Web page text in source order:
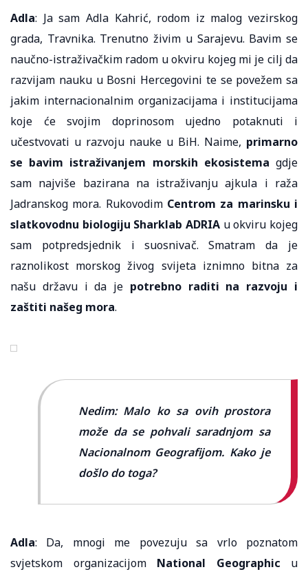
Adla: Ja sam Adla Kahrić, rodom iz malog vezirskog
grada, Travnika. Trenutno živim u Sarajevu. Bavim se
naučno-istraživačkim radom u okviru kojeg mi je cilj da
razvijam nauku u Bosni Hercegovini te se povežem sa
jakim internacionalnim organizacijama i institucijama
koje će svojim doprinosom ujedno potaknuti i
učestvovati u razvoju nauke u BiH. Naime, primarno
se bavim istraživanjem morskih ekosistema gdje
sam najviše bazirana na istraživanju ajkula i raža
Jadranskog mora. Rukovodim Centrom za marinsku i
slatkovodnu biologiju Sharklab ADRIA u okviru kojeg
sam potpredsjednik i suosnivač. Smatram da je
raznolikost morskog živog svijeta iznimno bitna za
našu državu i da je potrebno raditi na razvoju i
zaštiti našeg mora.
Nedim: Malo ko sa ovih prostora
može da se pohvali saradnjom sa
Nacionalnom Geografijom. Kako je
došlo do toga?
Adla: Da, mnogi me povezuju sa vrlo poznatom
svjetskom organizacijom National Geographic u